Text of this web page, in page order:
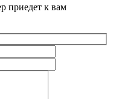
приедет к вам